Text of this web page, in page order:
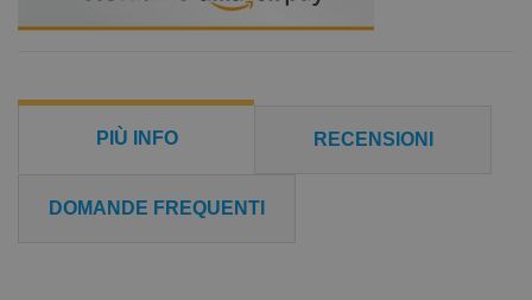
PIÙ INFO RECENSIONI
DOMANDE FREQUENTI